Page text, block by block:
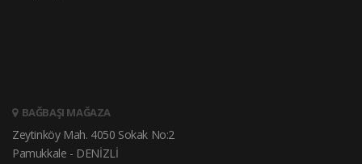
BAĞBAŞI MAĞAZA
Zeytinköy Mah. 4050 Sokak No:2
Pamukkale - DENİZLİ